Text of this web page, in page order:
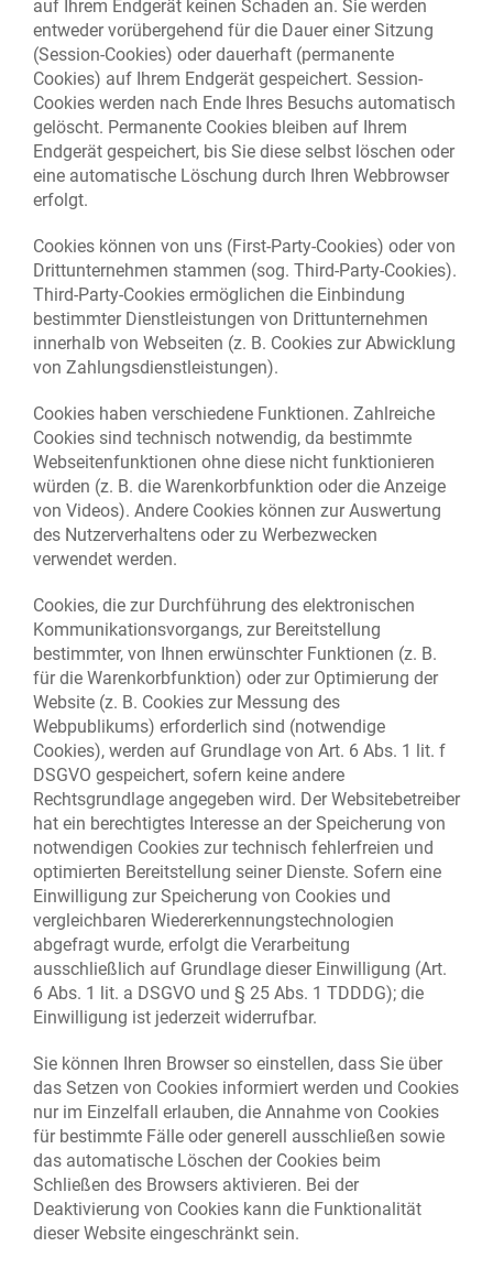
auf Ihrem Endgerät keinen Schaden an. Sie werden
entweder vorübergehend für die Dauer einer Sitzung
(Session-Cookies) oder dauerhaft (permanente
Cookies) auf Ihrem Endgerät gespeichert. Session-
Cookies werden nach Ende Ihres Besuchs automatisch
gelöscht. Permanente Cookies bleiben auf Ihrem
Endgerät gespeichert, bis Sie diese selbst löschen oder
eine automatische Löschung durch Ihren Webbrowser
erfolgt.
Cookies können von uns (First-Party-Cookies) oder von
Drittunternehmen stammen (sog. Third-Party-Cookies).
Third-Party-Cookies ermöglichen die Einbindung
bestimmter Dienstleistungen von Drittunternehmen
innerhalb von Webseiten (z. B. Cookies zur Abwicklung
von Zahlungsdienstleistungen).
Cookies haben verschiedene Funktionen. Zahlreiche
Cookies sind technisch notwendig, da bestimmte
Webseitenfunktionen ohne diese nicht funktionieren
würden (z. B. die Warenkorbfunktion oder die Anzeige
von Videos). Andere Cookies können zur Auswertung
des Nutzerverhaltens oder zu Werbezwecken
verwendet werden.
Cookies, die zur Durchführung des elektronischen
Kommunikationsvorgangs, zur Bereitstellung
bestimmter, von Ihnen erwünschter Funktionen (z. B.
für die Warenkorbfunktion) oder zur Optimierung der
Website (z. B. Cookies zur Messung des
Webpublikums) erforderlich sind (notwendige
Cookies), werden auf Grundlage von Art. 6 Abs. 1 lit. f
DSGVO gespeichert, sofern keine andere
Rechtsgrundlage angegeben wird. Der Websitebetreiber
hat ein berechtigtes Interesse an der Speicherung von
notwendigen Cookies zur technisch fehlerfreien und
optimierten Bereitstellung seiner Dienste. Sofern eine
Einwilligung zur Speicherung von Cookies und
vergleichbaren Wiedererkennungstechnologien
abgefragt wurde, erfolgt die Verarbeitung
ausschließlich auf Grundlage dieser Einwilligung (Art.
6 Abs. 1 lit. a DSGVO und § 25 Abs. 1 TDDDG); die
Einwilligung ist jederzeit widerrufbar.
Sie können Ihren Browser so einstellen, dass Sie über
das Setzen von Cookies informiert werden und Cookies
nur im Einzelfall erlauben, die Annahme von Cookies
für bestimmte Fälle oder generell ausschließen sowie
das automatische Löschen der Cookies beim
Schließen des Browsers aktivieren. Bei der
Deaktivierung von Cookies kann die Funktionalität
dieser Website eingeschränkt sein.